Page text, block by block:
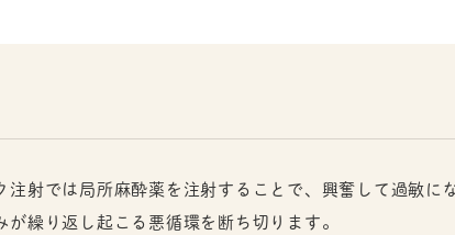
注射では局所麻酔薬を注射することで、興奮して過敏に
が繰り返し起こる悪循環を断ち切ります。